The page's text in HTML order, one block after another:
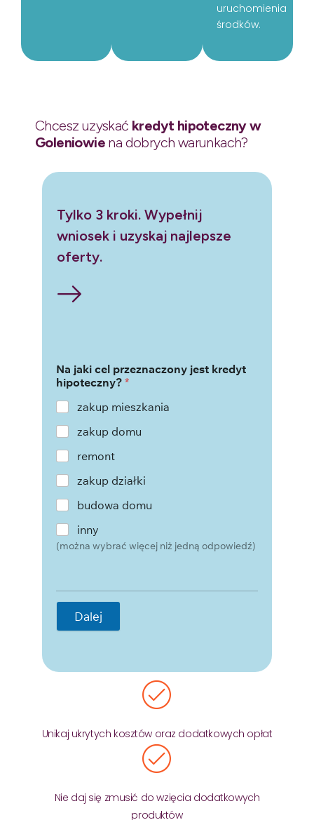
uruchomienia
środków.
Chcesz uzyskać kredyt hipoteczny w
Goleniowie na dobrych warunkach?
Tylko 3 kroki. Wypełnij
wniosek i uzyskaj najlepsze
oferty.
Na jaki cel przeznaczony jest kredyt
hipoteczny? *
zakup mieszkania
zakup domu
remont
zakup działki
budowa domu
inny
(można wybrać więcej niż jedną odpowiedź)
Dalej
Unikaj ukrytych kosztów oraz dodatkowych opłat
Nie daj się zmusić do wzięcia dodatkowych
produktów